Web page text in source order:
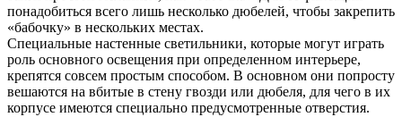
понадобиться всего лишь несколько дюбелей, чтобы закрепить
«бабочку» в нескольких местах.
Специальные настенные светильники, которые могут играть
роль основного освещения при определенном интерьере,
крепятся совсем простым способом. В основном они попросту
вешаются на вбитые в стену гвозди или дюбеля, для чего в их
корпусе имеются специально предусмотренные отверстия.